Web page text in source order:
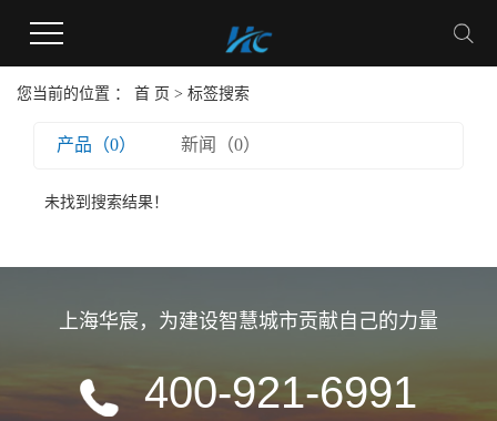
您当前的位置 ： 首 页 > 标签搜索
产品（0） 新闻（0）
未找到搜索结果！
上海华宸 ， 为建设智慧城市贡献自己的力量
400-921-6991